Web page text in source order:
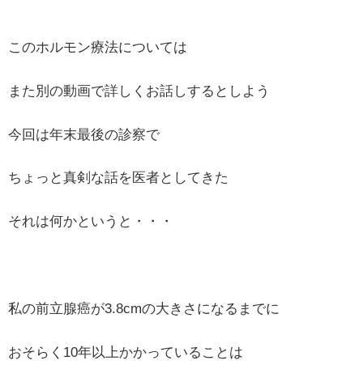
このホルモン療法については
また別の動画で詳しくお話しするとしよう
今回は年末最後の診察で
ちょっと真剣な話を医者としてきた
それは何かというと・・・
私の前立腺癌が3.8cmの大きさになるまでに
おそらく10年以上かかっていることは